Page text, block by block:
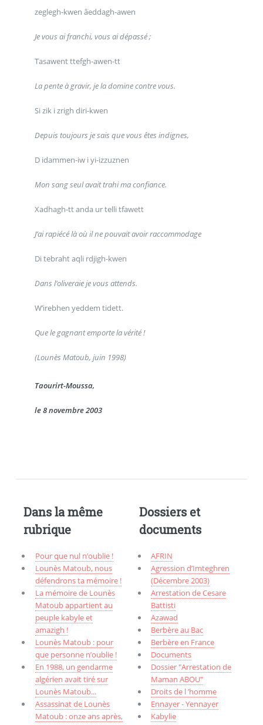
zeglegh-kwen âeddagh-awen
Je vous ai franchi, vous ai dépassé ;
Tasawent ttefgh-awen-tt
La pente à gravir, je la domine contre vous.
Si zik i zrigh diri-kwen
Depuis toujours je sais que vous êtes indignes,
D idammen-iw i yi-izzuznen
Mon sang seul avait trahi ma confiance.
Xadhagh-tt anda ur telli tfawett
J’ai rapiécé là où il ne pouvait avoir raccommodage
Di tebraht aqli rdjigh-kwen
Dans l’oliveraie je vous attends.
W’irebhen yeddem tidett.
Que le gagnant emporte la vérité !
(Lounès Matoub, juin 1998)
Taourirt-Moussa,
le 8 novembre 2003
Dans la même
rubrique
Pour que nul n’oublie !
Lounès Matoub, nous
défendrons ta mémoire !
La mémoire de Lounès
Matoub appartient au
peuple kabyle et
amazigh !
Lounès Matoub : pour
que personne n’oublie !
En 1988, un gendarme
algérien avait tiré sur
Lounès Matoub...
Assassinat de Lounès
Matoub : onze ans après,
Dossiers et
documents
AFRIN
Agression d’Imteghren
(Décembre 2003)
Arrestation de Cesare
Battisti
Azawad
Berbère au Bac
Berbère en France
Documents
Dossier "Arrestation de
Maman ABOU"
Droits de l ’homme
Ennayer - Yennayer
Kabylie